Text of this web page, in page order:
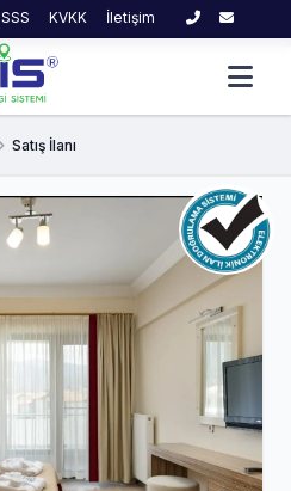
SSS KVKK İletişim
Satış İlanı